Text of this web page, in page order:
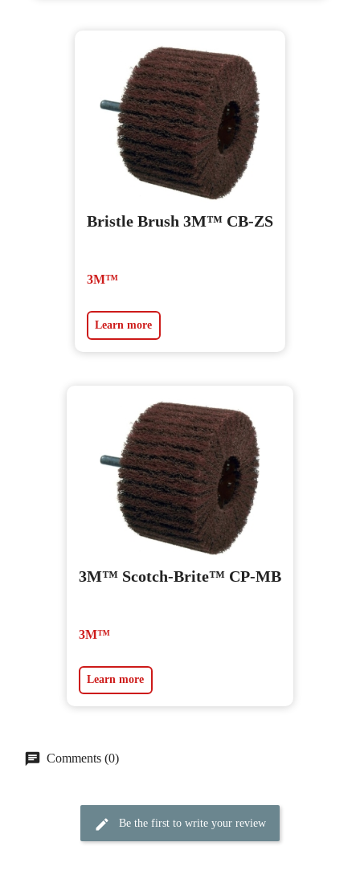
Bristle Brush 3M™ CB-ZS
3M™
Learn more
3M™ Scotch-Brite™ CP-MB
3M™
Learn more
Comments (0)
Be the first to write your review